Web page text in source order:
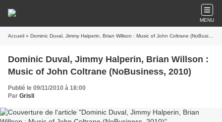
MENU
Accueil » Dominic Duval, Jimmy Halperin, Brian Willson : Music of John Coltrane (NoBusiness, 2010)
Dominic Duval, Jimmy Halperin, Brian Willson :
Music of John Coltrane (NoBusiness, 2010)
Publié le 09/11/2010 à 18:00
Par Grisli